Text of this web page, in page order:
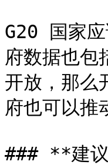
G20 国家
府数据也包
开放，那么
府也可以推
### **建